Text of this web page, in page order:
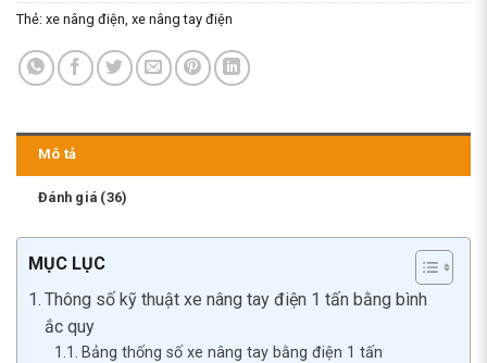
Thẻ: xe nâng điện xe nâng tay điện
Mô tả
Đánh giá (36)
MỤC LỤC
Thông số kỹ thuật xe nâng tay điện 1 tấn bằng bình
ắc quy
Bảng thống số xe nâng tay bằng điện 1 tấn